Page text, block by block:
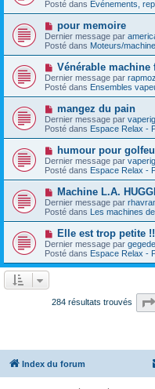
a
g
m
e
s
s
a
g
e
v
u
m
e
s
s
a
g
Posté dans Evénements,
N
o
u
v
e
u
m
e
s
s
a
g
e
pour memoire
Dernier message par
Posté dans Moteurs/
N
o
u
v
a
u
m
e
s
a
g
e
Vénérable machine
Dernier message par rapmoz
Posté dans Ensembles
N
o
u
v
e
a
u
m
e
s
a
g
e
mangez du pain
Dernier message par
Posté dans Espace Relax -
N
o
u
v
e
a
u
m
e
s
a
g
e
humour pour
Dernier message par
Posté dans Espace Relax -
N
o
u
v
e
a
u
m
e
g
Machine L.A.
Dernier message par
Posté dans Les machines
N
o
u
v
e
m
e
Elle est trop petite !!
Dernier message par
Posté dans Espace Relax -
284 résultats trouvés
Index du forum